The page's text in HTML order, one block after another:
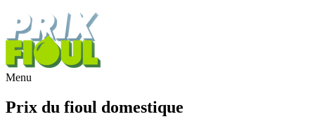
Menu
Prix du fioul domestique